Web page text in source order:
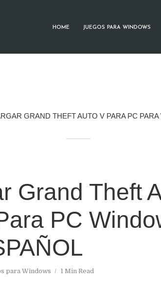
HOME JUEGOS PARA WINDOWS
GRAND THEFT AUTO V PARA PC
Grand Theft
PC
para Windows 1 Min Read